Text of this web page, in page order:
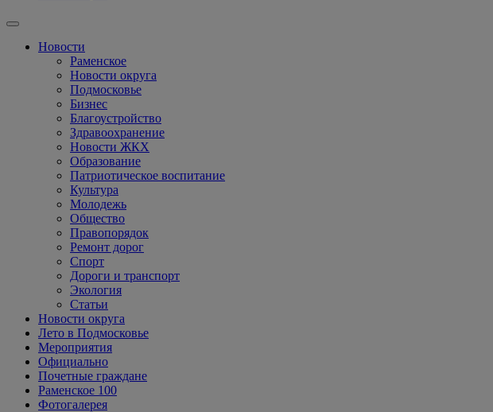
Новости
Раменское
Новости округа
Подмосковье
Бизнес
Благоустройство
Здравоохранение
Новости ЖКХ
Образование
Патриотическое воспитание
Культура
Молодежь
Общество
Правопорядок
Ремонт дорог
Спорт
Дороги и транспорт
Экология
Статьи
Новости округа
Лето в Подмосковье
Мероприятия
Официально
Почетные граждане
Раменское 100
Фотогалерея